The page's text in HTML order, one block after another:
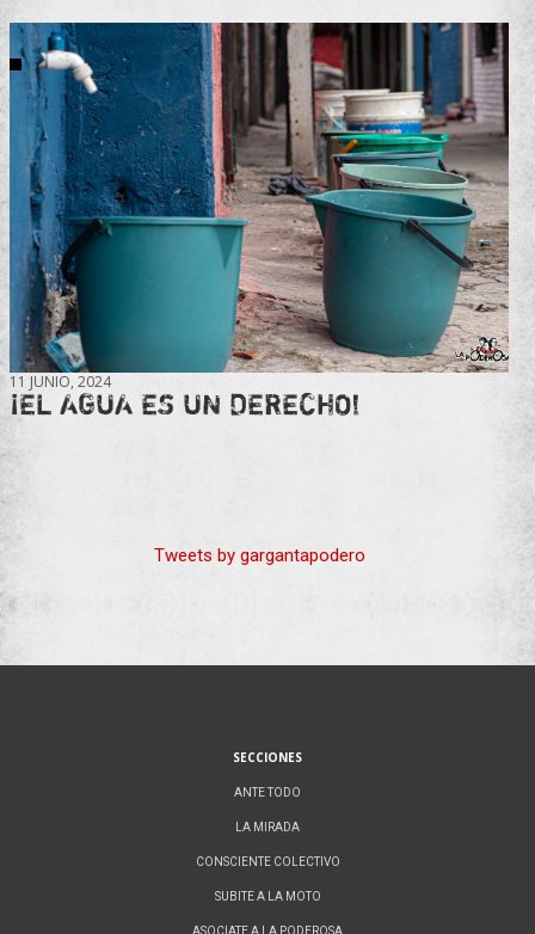
11 JUNIO, 2024
¡EL AGUA ES UN DERECHO!
Tweets by gargantapodero
SECCIONES
ANTE TODO
LA MIRADA
CONSCIENTE COLECTIVO
SUBITE A LA MOTO
ASOCIATE A LA PODEROSA